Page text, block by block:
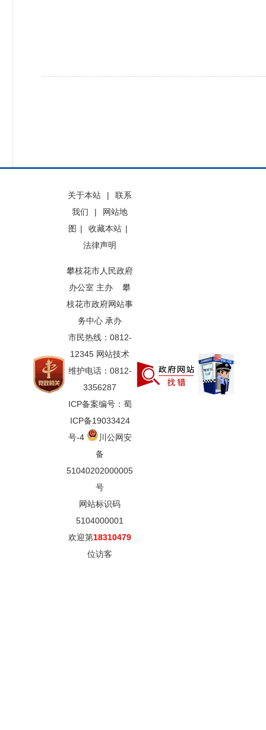
关于本站 |
联系
我们
|
网站地
图 | 收藏本站 |
法律声明
攀枝花市人民政府
办公室 主办 攀
枝花市政府网站事
务中心 承办
市民热线：0812-
12345 网站技术
维护电话：0812-
3356287
ICP备案编号：蜀
ICP备19033424
号-4
川公网安
备
51040202000005
号
网站标识码
5104000001
欢迎第18310479
位访客